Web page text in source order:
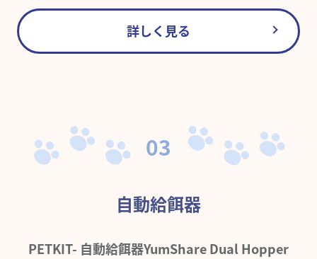
詳しく見る
03
自動給餌器
PETKIT- 自動給餌器YumShare Dual Hopper